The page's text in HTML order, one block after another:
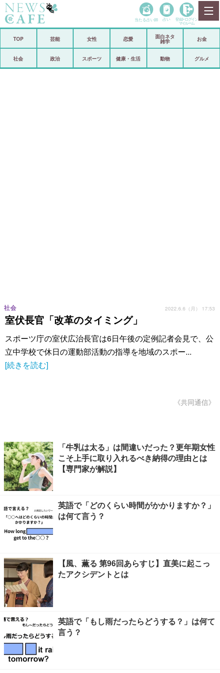
政治
当たる占い師 占い 登録• ログイン
マイルーム
TOP 芸能 女性 恋愛
面白ネタ
雑学
お金
社会 政治 スポーツ 健康・生活 動物 グルメ
室伏長官「改革のタイミング」
社会 2022.6.6（月） 17:53
スポーツ庁の室伏広治長官は6日午後の定例記者会見で、公
立中学校で休日の運動部活動の指導を地域のスポー...
[続きを読む]
《共同通信》
「牛乳は太る」は間違いだった？更年期女性
こそ上手に取り入れるべき納得の理由とは
【専門家が解説】
英語で「どのくらい時間がかかりますか？」
は何て言う？
【風、薫る 第96回あらすじ】直美に起こっ
たアクシデントとは
英語で「もし雨だったらどうする？」は何て
言う？